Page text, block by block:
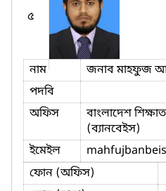
৫
নাম
জনাব মাহফুজ
পদবি
অফিস
বাংলাদেশ
(ব্যানবেইস)
ইমেইল
ফোন (অফিস)